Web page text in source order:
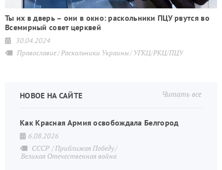
Ты их в дверь – они в окно: раскольники ПЦУ рвутся во
Всемирный совет церквей
30.04.2024
Православие Раскольники Украины УГКЦ/РКЦ/ПЦУ
Читать все
НОВОЕ НА САЙТЕ
Как Красная Армия освобождала Белгород
6.08.2026
СССР Приближая Победу
Великая Отечественная война